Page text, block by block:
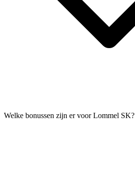
Welke bonussen zijn er voor Lommel SK?